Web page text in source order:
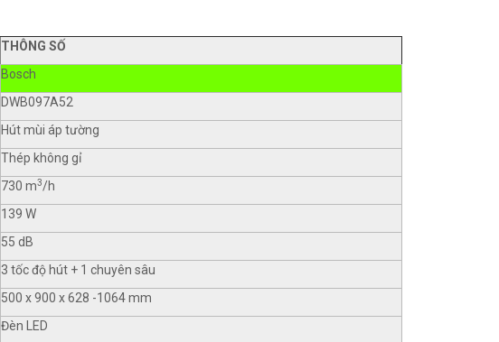
THÔNG SỐ
Bosch
DWB097A52
Hút mùi áp tường
Thép không gỉ
730 m3/h
139 W
55 dB
3 tốc độ hút + 1 chuyên sâu
500 x 900 x 628 -1064 mm
Đèn LED